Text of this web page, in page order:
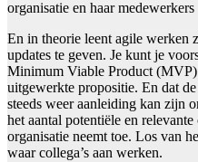
organisatie en haar medewerkers
En in theorie leent agile werken
updates te geven. Je kunt je
Minimum Viable Product (MVP)
uitgewerkte propositie. En dat
steeds weer aanleiding kan zijn
het aantal potentiële en
organisatie neemt toe. Los van
waar collega’s aan werken.